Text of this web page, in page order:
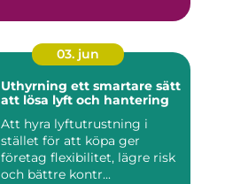
03. jun
Uthyrning ett smartare sätt
att lösa lyft och hantering
Att hyra lyftutrustning i
stället för att köpa ger
företag flexibilitet, lägre risk
och bättre kontr...